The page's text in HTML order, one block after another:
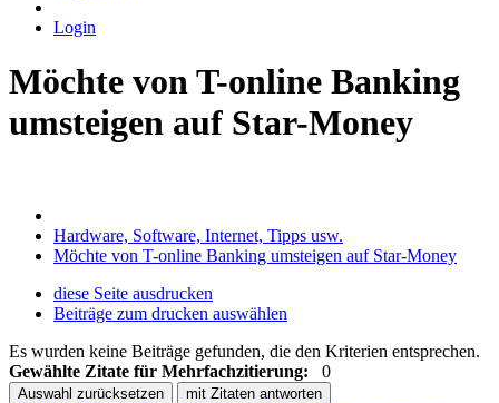
Login
Möchte von T-online Banking
umsteigen auf Star-Money
Hardware, Software, Internet, Tipps usw.
Möchte von T-online Banking umsteigen auf Star-Money
diese Seite ausdrucken
Beiträge zum drucken auswählen
Es wurden keine Beiträge gefunden, die den Kriterien entsprechen.
Gewählte Zitate für Mehrfachzitierung:
0
Auswahl zurücksetzen mit Zitaten antworten